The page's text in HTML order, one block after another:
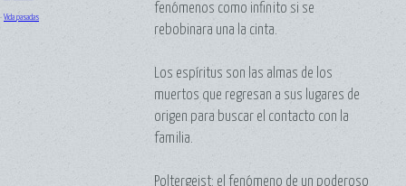
· Vida pasadas
fenómenos como infinito si se
rebobinara una la cinta.
Los espíritus son las almas de los
muertos que regresan a sus lugares de
origen para buscar el contacto con la
familia.
Poltergeist: el fenómeno de un poderoso